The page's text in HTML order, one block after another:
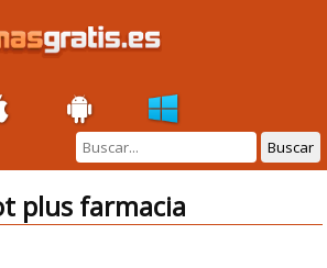
Buscar
plus farmacia